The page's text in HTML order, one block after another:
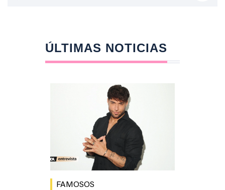
ÚLTIMAS NOTICIAS
FAMOSOS